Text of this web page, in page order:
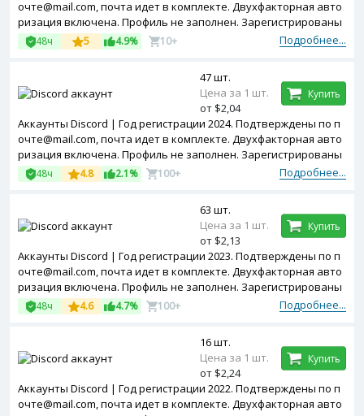
очте@mail.com, почта идет в комплекте. Двухфакторная авто
ризация включена. Профиль не заполнен. Зарегистрированы
с MIX ip.
Подробнее...
48ч 5 4.9% 10+
Аккаунты Discord | Год регистрации 2024. Подтверждены по п
очте@mail.com, почта идет в комплекте. Двухфакторная авто
ризация включена. Профиль не заполнен. Зарегистрированы
с MIX ip.
Подробнее...
48ч 4.8 2.1% 100+
47 шт.
Цена за 1 шт.
от $2,04
Купить
Аккаунты Discord | Год регистрации 2023. Подтверждены по п
очте@mail.com, почта идет в комплекте. Двухфакторная авто
ризация включена. Профиль не заполнен. Зарегистрированы
с MIX ip.
Подробнее...
48ч 4.6 4.7% 100+
63 шт.
Цена за 1 шт.
от $2,13
Купить
Аккаунты Discord | Год регистрации 2022. Подтверждены по п
очте@mail.com, почта идет в комплекте. Двухфакторная авто
16 шт.
Цена за 1 шт.
от $2,24
Купить